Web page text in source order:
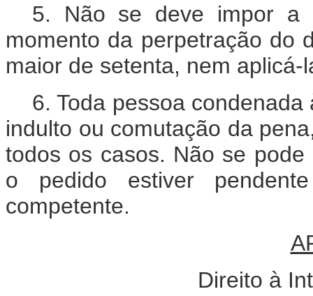
5. Não se deve impor a
momento da perpetração do
maior de setenta, nem
6. Toda pessoa
indulto ou comutação da
todos os casos. Não se
o pedido estiver
competente.
Direito à